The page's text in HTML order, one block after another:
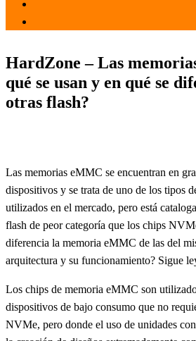
HardZone – Las
qué se usan y en qué se
otras flash?
Las memorias eMMC se encuentran en
dispositivos y se trata de uno de los tipos
utilizados en el mercado, pero está
flash de peor categoría que los chips
diferencia la memoria eMMC de las del
arquitectura y su funcionamiento? Sigue
Los chips de memoria eMMC son
dispositivos de bajo consumo que no
NVMe, pero donde el uso de unidades